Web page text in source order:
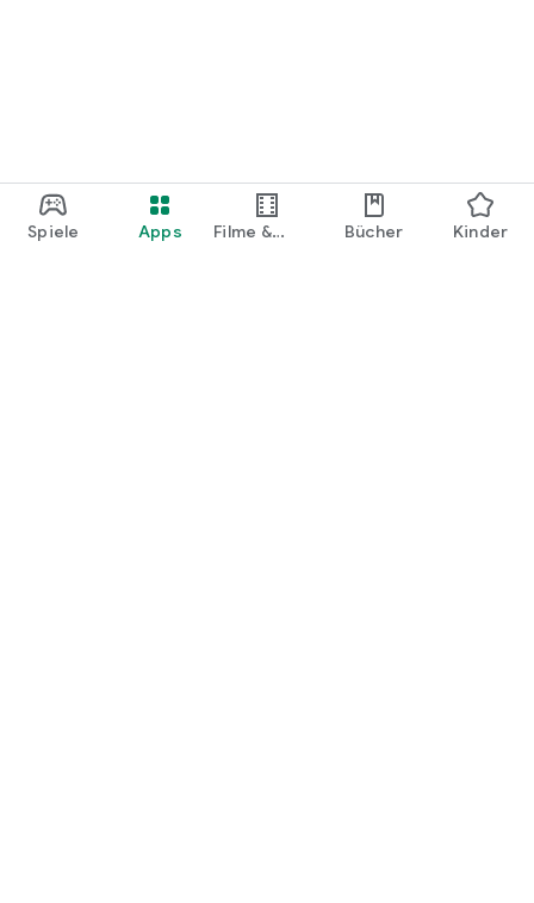
Spiele Apps
Filme &
Bücher Kinder